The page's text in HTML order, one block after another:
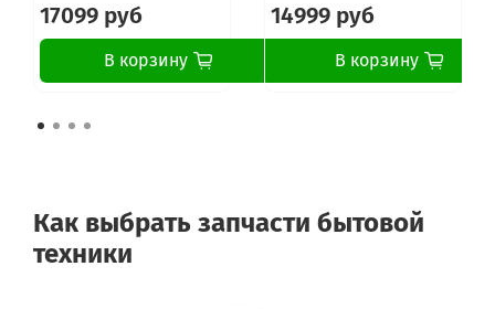
17099 руб
В корзину
14999 руб
В корзину
Как выбрать запчасти бытовой
техники